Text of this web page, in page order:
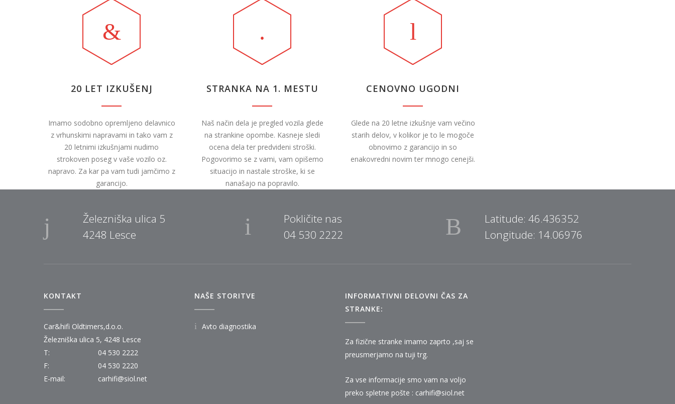
20 LET IZKUŠENJ
Imamo sodobno opremljeno delavnico
z vrhunskimi napravami in tako vam z
20 letnimi izkušnjami nudimo
strokoven poseg v vaše vozilo oz.
napravo. Za kar pa vam tudi jamčimo z
garancijo.
STRANKA NA 1. MESTU
Naš način dela je pregled vozila glede
na strankine opombe. Kasneje sledi
ocena dela ter predvideni stroški.
Pogovorimo se z vami, vam opišemo
situacijo in nastale stroške, ki se
nanašajo na popravilo.
CENOVNO UGODNI
Glede na 20 letne izkušnje vam večino
starih delov, v kolikor je to le mogoče
obnovimo z garancijo in so
enakovredni novim ter mnogo cenejši.
Železniška ulica 5
4248 Lesce
Pokličite nas
04 530 2222
Latitude: 46.436352
Longitude: 14.06976
KONTAKT
Car&hifi Oldtimers,d.o.o.
Železniška ulica 5, 4248 Lesce
T:
04 530 2222
F:
04 530 2220
E-mail:
carhifi@siol.net
NAŠE STORITVE
Avto diagnostika
INFORMATIVNI DELOVNI ČAS ZA
STRANKE:
Za fizične stranke imamo zaprto ,saj se
preusmerjamo na tuji trg.
Za vse informacije smo vam na voljo
preko spletne pošte : carhifi@siol.net